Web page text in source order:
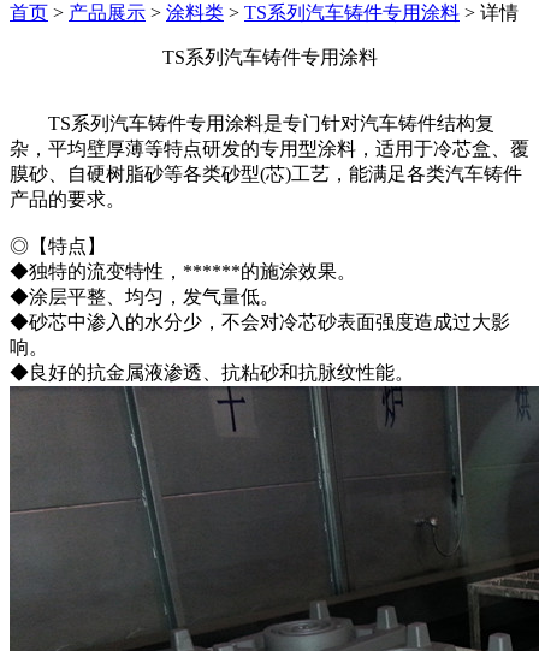
首页 > 产品展示 > 涂料类 > TS系列汽车铸件专用涂料 > 详情
TS系列汽车铸件专用涂料
TS系列汽车铸件专用涂料是专门针对汽车铸件结构复
杂，平均壁厚薄等特点研发的专用型涂料，适用于冷芯盒、覆
膜砂、自硬树脂砂等各类砂型(芯)工艺，能满足各类汽车铸件
产品的要求。
◎【特点】
◆独特的流变特性，******的施涂效果。
◆涂层平整、均匀，发气量低。
◆砂芯中渗入的水分少，不会对冷芯砂表面强度造成过大影
响。
◆良好的抗金属液渗透、抗粘砂和抗脉纹性能。